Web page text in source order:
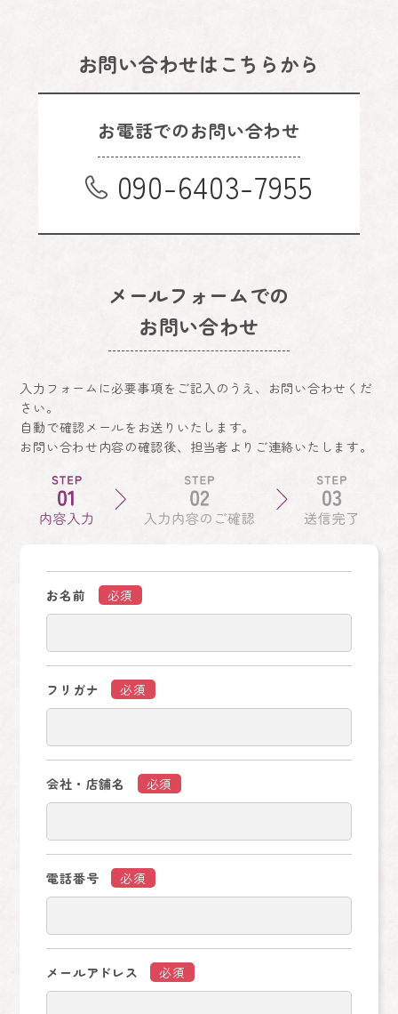
お問い合わせはこちらから
お電話でのお問い合わせ
090-6403-7955
メールフォームでの
お問い合わせ
入力フォームに必要事項をご記入のうえ、お問い合わせくだ
さい。
自動で確認メールをお送りいたします。
お問い合わせ内容の確認後、担当者よりご連絡いたします。
お名前 必須
フリガナ 必須
会社・店舗名 必須
電話番号 必須
メールアドレス 必須